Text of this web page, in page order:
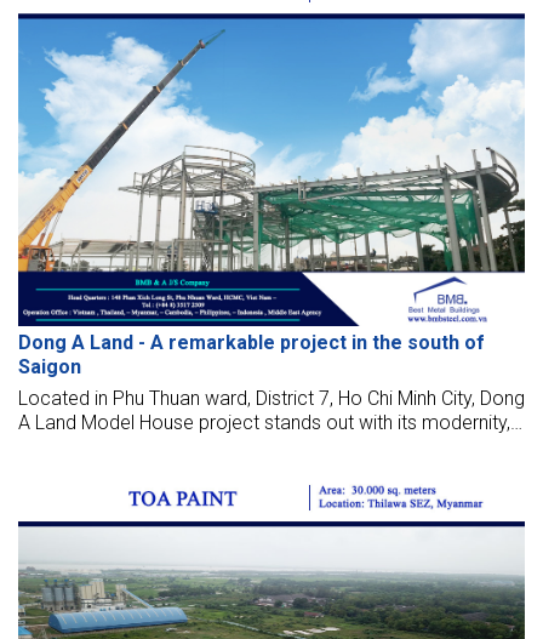
Dong A Land - A remarkable project in the south of
Saigon
Located in Phu Thuan ward, District 7, Ho Chi Minh City, Dong
A Land Model House project stands out with its modernity,
Thinh Joint Stock Company